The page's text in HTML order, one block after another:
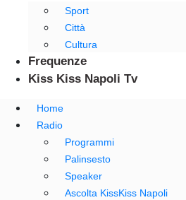
Sport
Città
Cultura
Frequenze
Kiss Kiss Napoli Tv
Home
Radio
Programmi
Palinsesto
Speaker
Ascolta KissKiss Napoli